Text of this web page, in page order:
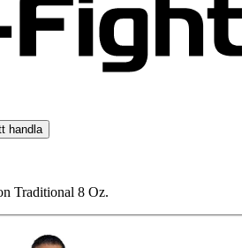
handla
Traditional 8 Oz.